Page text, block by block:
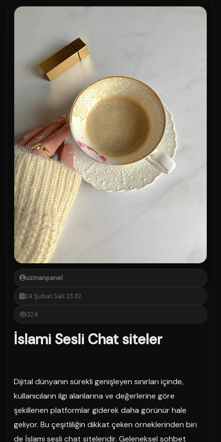
uzmanpanel
24 Şubat Salı 23:32
324
İslami Sesli Chat siteler
Dijital dünyanın sürekli genişleyen sınırları içinde,
kullanıcıların ilgi alanlarına ve değerlerine göre
şekillenen platformlar giderek daha görünür hale
geliyor. Bu çeşitliliğin dikkat çeken örneklerinden biri
de İslami sesli chat siteleridir. Geleneksel sohbet